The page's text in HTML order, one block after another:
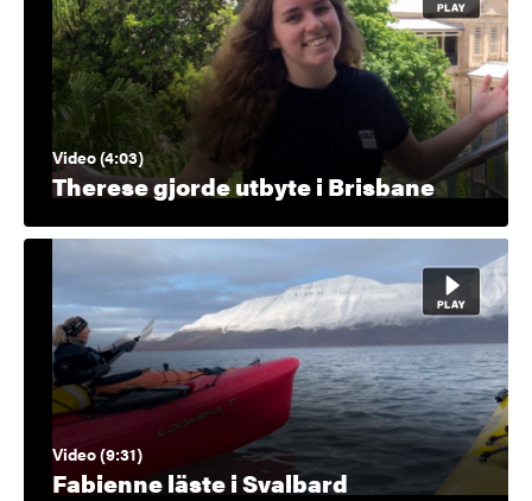
Video (4:03)
Therese gjorde utbyte i Brisbane
Video (9:31)
Fabienne läste i Svalbard